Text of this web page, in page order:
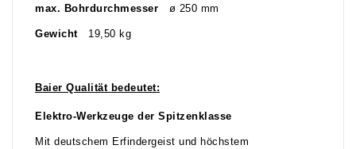
max. Bohrdurchmesser ø 250 mm
Gewicht19,50 kg
Baier Qualität bedeutet:
Elektro-Werkzeuge der Spitzenklasse
Mit deutschem Erfindergeist und höchstem